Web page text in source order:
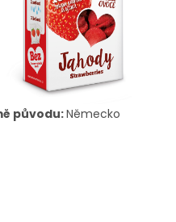
původu:Německo